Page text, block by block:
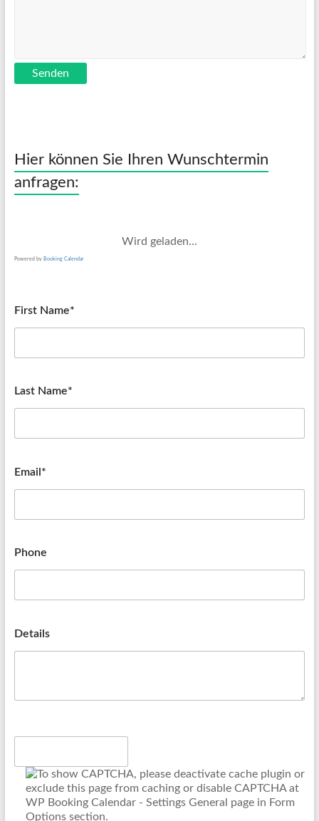
Senden
Hier können Sie Ihren Wunschtermin
anfragen:
Wird geladen...
Powered by Booking Calendar
First Name*
Last Name*
Email*
Phone
Details